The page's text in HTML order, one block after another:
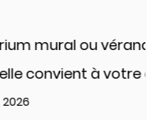
autoportante :
?